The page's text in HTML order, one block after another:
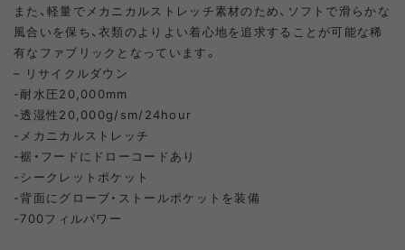
また、軽量でメカニカルストレッチ素材のため、ソフトで滑らかな
風合いを保ち、衣類のよりよい着心地を追求することが可能な稀
有なファブリックとなっています。
– リサイクルダウン
-耐水圧20,000mm
-透湿性20,000g/sm/24hour
-メカニカルストレッチ
-裾・フードにドローコードあり
-シークレットポケット
-背面にグローブ・ストールポケットを装備
-700フィルパワー